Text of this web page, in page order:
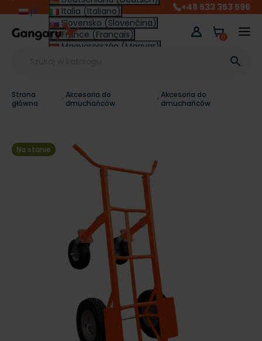
pl
Italia (Italiano)
Slovensko (Slovenčina)
France (Français)
Magyarország (Magyar)
+48 533 353 596

0
Strona
główna
Akcesoria do
dmuchańców
Akcesoria do
dmuchańców
Na stanie